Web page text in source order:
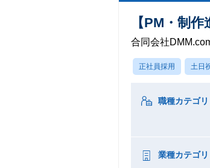
【PM・制
合同会社
正社員採用 土日
職種カテゴリ
業種カテゴリ